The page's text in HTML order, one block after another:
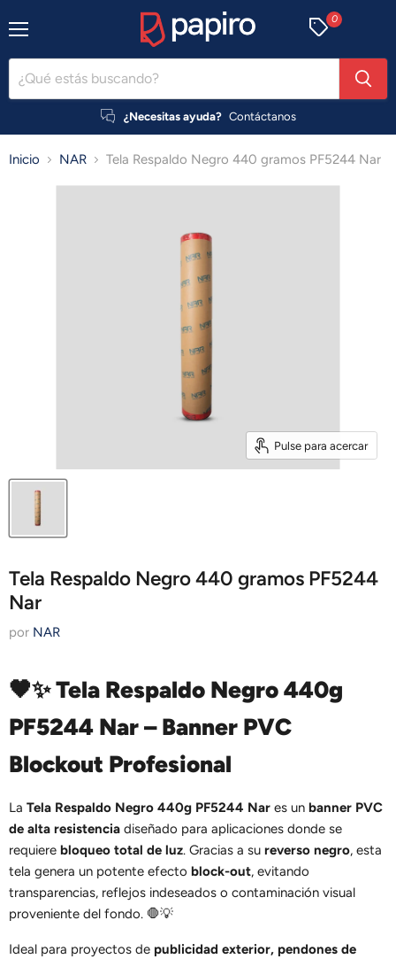
¿Necesitas ayuda? Contáctanos
0
Inicio NAR Tela Respaldo Negro 440 gramos PF5244 Nar
Pulse para acercar
Tela Respaldo Negro 440 gramos PF5244
Nar
por NAR
🖤✨Tela Respaldo Negro 440g
PF5244 Nar – Banner PVC
Blockout Profesional
La Tela Respaldo Negro 440g PF5244 Nar es un banner PVC
de alta resistencia diseñado para aplicaciones donde se
requiere bloqueo total de luz. Gracias a su reverso negro, esta
tela genera un potente efecto block-out, evitando
transparencias, reflejos indeseados o contaminación visual
proveniente del fondo. 🛑💡
Ideal para proyectos de publicidad exterior, pendones de